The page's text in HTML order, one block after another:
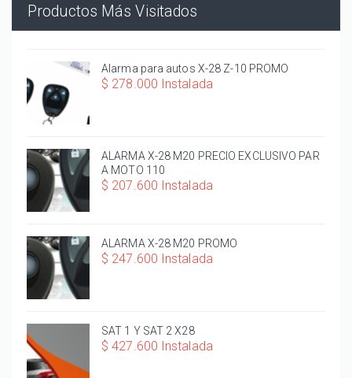
Productos Más Visitados
Alarma para autos X-28 Z-10 PROMO
$ 278.000 Instalada
ALARMA X-28 M20 PRECIO EXCLUSIVO PAR
A MOTO 110
$ 207.600 Instalada
ALARMA X-28 M20 PROMO
$ 247.600 Instalada
SAT 1 Y SAT 2 X28
$ 427.600 Instalada